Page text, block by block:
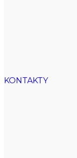
KONTAKTY